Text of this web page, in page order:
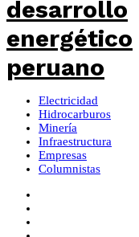
Electricidad
Hidrocarburos
Minería
Infraestructura
Empresas
Columnistas